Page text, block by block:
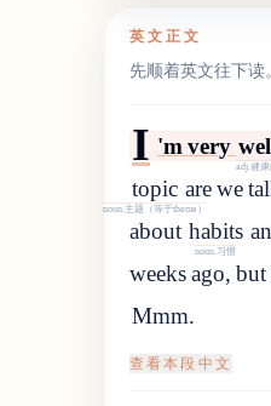
英文正文
先顺着英文往下读
I 'mvery
adj.健
topic
noun.主题（等于theme）
arewe
about habits
noun.习惯
weeksago, but
Mmm.
查看本段中文